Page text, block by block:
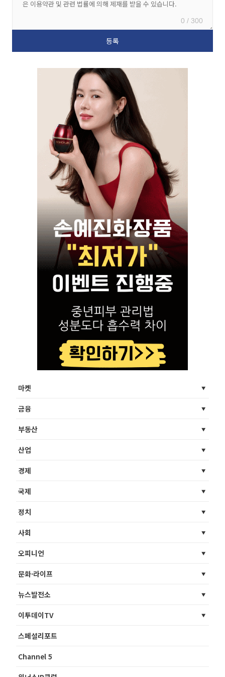
0 / 300
마켓
금융
부동산
산업
경제
국제
정치
사회
오피니언
문화·라이프
뉴스발전소
이투데이TV
스페셜리포트
Channel 5